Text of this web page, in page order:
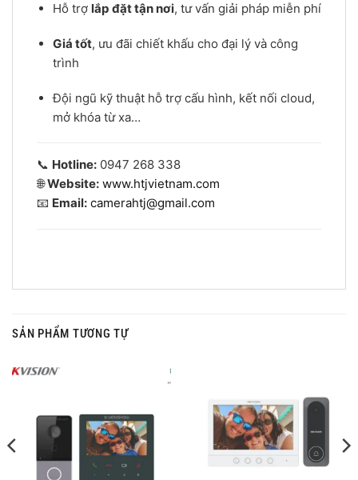
Hỗ trợ lắp đặt tận nơi, tư vấn giải pháp miễn phí
Giá tốt, ưu đãi chiết khấu cho đại lý và công
trình
Đội ngũ kỹ thuật hỗ trợ cấu hình, kết nối cloud,
mở khóa từ xa…
📞 Hotline: 0947 268 338
🌐Website: www.htjvietnam.com
📧 Email: camerahtj@gmail.com
SẢN PHẨM TƯƠNG TỰ